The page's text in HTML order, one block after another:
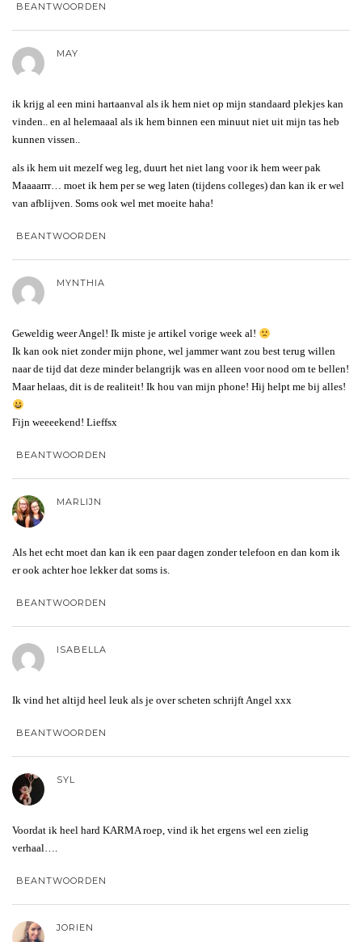
BEANTWOORDEN
MAY
ik krijg al een mini hartaanval als ik hem niet op mijn standaard plekjes kan
vinden.. en al helemaaal als ik hem binnen een minuut niet uit mijn tas heb
kunnen vissen..
als ik hem uit mezelf weg leg, duurt het niet lang voor ik hem weer pak
Maaaarrr… moet ik hem per se weg laten (tijdens colleges) dan kan ik er wel
van afblijven. Soms ook wel met moeite haha!
BEANTWOORDEN
MYNTHIA
Geweldig weer Angel! Ik miste je artikel vorige week al!
Ik kan ook niet zonder mijn phone, wel jammer want zou best terug willen
naar de tijd dat deze minder belangrijk was en alleen voor nood om te bellen!
Maar helaas, dit is de realiteit! Ik hou van mijn phone! Hij helpt me bij alles!
Fijn weeeekend! Lieffsx
BEANTWOORDEN
MARLIJN
Als het echt moet dan kan ik een paar dagen zonder telefoon en dan kom ik
er ook achter hoe lekker dat soms is.
BEANTWOORDEN
ISABELLA
Ik vind het altijd heel leuk als je over scheten schrijft Angel xxx
BEANTWOORDEN
SYL
Voordat ik heel hard KARMA roep, vind ik het ergens wel een zielig
verhaal….
BEANTWOORDEN
JORIEN